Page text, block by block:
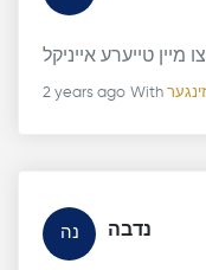
צו מיין טייערע אייניקל
2 years ago With
נה נדבה